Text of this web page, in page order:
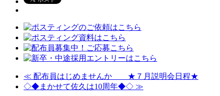
≪ 配布員はじめませんか ★７月説明会日程★
◇◆まかせて佐久は10周年◆◇ ≫